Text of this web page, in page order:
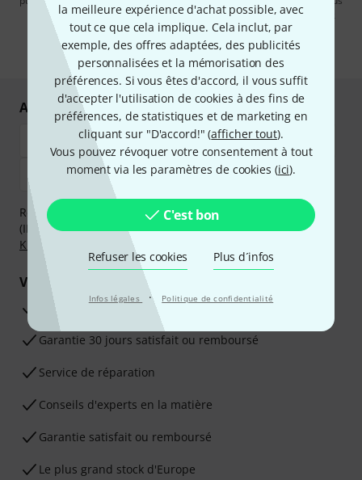
la meilleure expérience d'achat possible, avec
tout ce que cela implique. Cela inclut, par
exemple, des offres adaptées, des publicités
personnalisées et la mémorisation des
préférences. Si vous êtes d'accord, il vous suffit
d'accepter l'utilisation de cookies à des fins de
préférences, de statistiques et de marketing en
cliquant sur "D'accord!" (afficher tout).
Vous pouvez révoquer votre consentement à tout
moment via les paramètres de cookies (ici).
C'est bon
Refuser les cookies Plus d´infos
Infos légales · Politique de confidentialité
pouvez trouver plus d'informations à ce sujet dans notrePolitique de
confidentialité .
* Requis
Achetez et payez en toute sécurité
Réglez de manière sûre et sécurisée par Virement
(IBAN/BIC), PayPal, Amazon Pay,Klarna Payer Maintenant
Klarna Payer en 3 fois
Vos avantages
Ga­ran­tie Thomann 3 ans
Garantie 30 jours satisfait ou remboursé
Service de réparation
Conseils d'experts en la matière
Garantie satisfait ou remboursé
Le plus grand stock d'Europe